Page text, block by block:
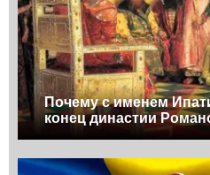
Почему с именем
конец династии